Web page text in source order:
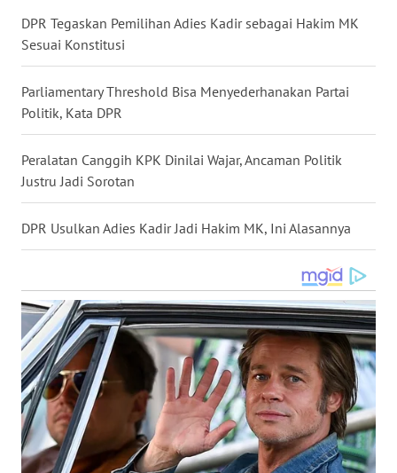
DPR Tegaskan Pemilihan Adies Kadir sebagai Hakim MK
Sesuai Konstitusi
Parliamentary Threshold Bisa Menyederhanakan Partai
Politik, Kata DPR
Peralatan Canggih KPK Dinilai Wajar, Ancaman Politik
Justru Jadi Sorotan
DPR Usulkan Adies Kadir Jadi Hakim MK, Ini Alasannya
WN
JOGJA
WN
JATIM
WN
WN
KALBAR
KALTENG
WN
KALTARA
WN
KALSEL